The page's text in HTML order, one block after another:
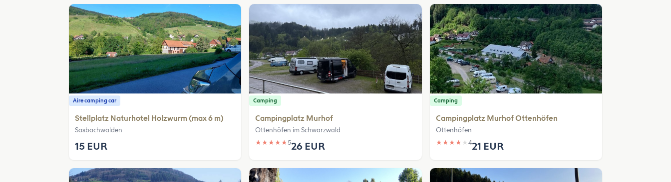
Aire camping car
Stellplatz Naturhotel Holzwurm (max 6 m)
Sasbachwalden
15 EUR
Camping
Campingplatz Murhof
Ottenhöfen im Schwarzwald
★ ★ ★ ★ ★526 EUR
Camping
Campingplatz Murhof Ottenhöfen
Ottenhöfen
★ ★ ★ ★ ★ 421 EUR